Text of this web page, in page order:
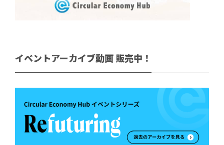
イベントアーカイブ動画 販売中！